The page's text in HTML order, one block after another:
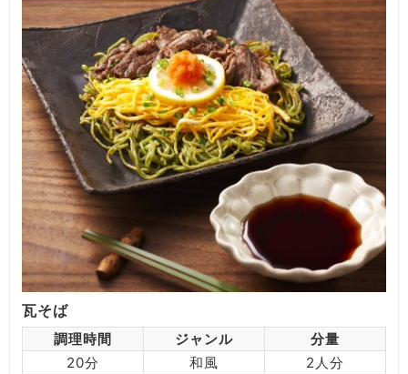
瓦そば
調理時間 ジャンル
分量
20分
和風 2人分